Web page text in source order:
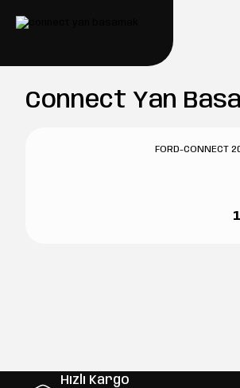
Connect Yan
FORD-CONNECT
Hızlı Kargo